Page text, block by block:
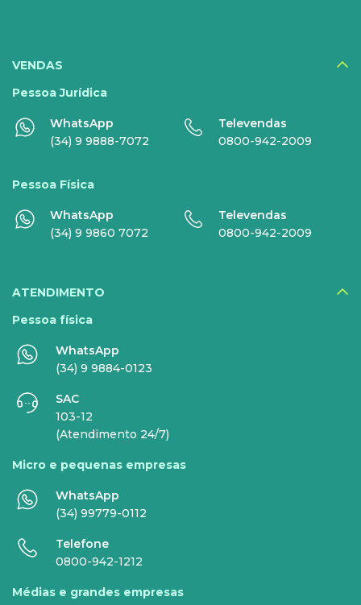
DIGITAIS
Disney+
Nomo Music
Sky+
HBO Max
Veja todos serviços
EMPRESAS
INTERNET
Internet Fibra
Comunicação de Dados
Super Wi-Fi
Internet Essence
VENDAS
Pessoa Jurídica
WhatsApp
(34) 9 9888-7072
Televendas
0800-942-2009
Pessoa Física
WhatsApp
(34) 9 9860 7072
Televendas
0800-942-2009
ATENDIMENTO
Pessoa física
WhatsApp
(34) 9 9884-0123
SAC
103-12
(Atendimento 24/7)
Micro e pequenas empresas
WhatsApp
(34) 99779-0112
Telefone
0800-942-1212
Médias e grandes empresas